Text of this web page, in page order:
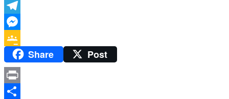
Twitter
Telegram
Messenger
Google
Classroom
Share Post
Print